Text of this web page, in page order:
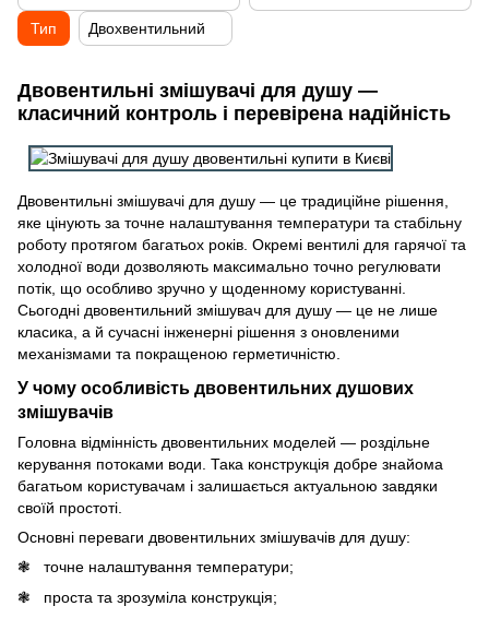
Двовентильні змішувачі для душу —
класичний контроль і перевірена надійність
Двовентильні змішувачі для душу — це традиційне рішення,
яке цінують за точне налаштування температури та стабільну
роботу протягом багатьох років. Окремі вентилі для гарячої та
холодної води дозволяють максимально точно регулювати
потік, що особливо зручно у щоденному користуванні.
Сьогодні двовентильний змішувач для душу — це не лише
класика, а й сучасні інженерні рішення з оновленими
механізмами та покращеною герметичністю.
У чому особливість двовентильних душових
змішувачів
Головна відмінність двовентильних моделей — роздільне
керування потоками води. Така конструкція добре знайома
багатьом користувачам і залишається актуальною завдяки
своїй простоті.
Основні переваги двовентильних змішувачів для душу:
точне налаштування температури;
проста та зрозуміла конструкція;
Тип Двохвентильний